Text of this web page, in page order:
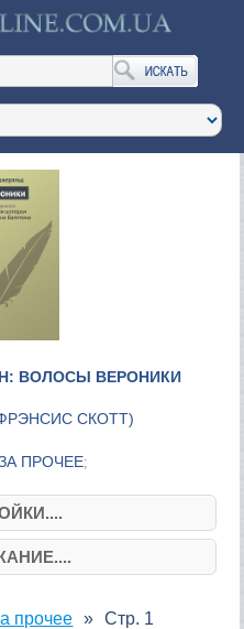
ВОЛОСЫ ВЕРОНИКИ
СКОТТ)
ПРОЧЕЕ;
прочее
Стр. 1